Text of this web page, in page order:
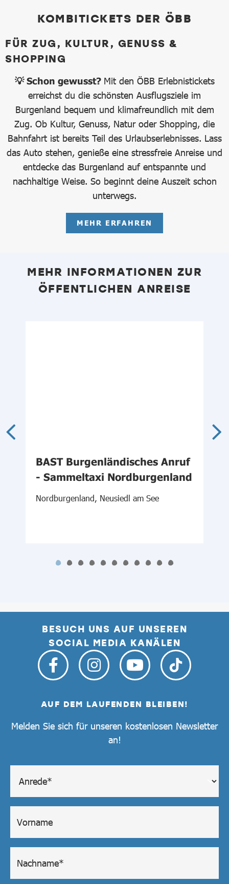
KOMBITICKETS DER ÖBB
FÜR ZUG, KULTUR, GENUSS &
SHOPPING
💡 Schon gewusst? Mit den ÖBB Erlebnistickets
erreichst du die schönsten Ausflugsziele im
Burgenland bequem und klimafreundlich mit dem
Zug. Ob Kultur, Genuss, Natur oder Shopping, die
Bahnfahrt ist bereits Teil des Urlaubserlebnisses. Lass
das Auto stehen, genieße eine stressfreie Anreise und
entdecke das Burgenland auf entspannte und
nachhaltige Weise. So beginnt deine Auszeit schon
unterwegs.
MEHR ERFAHREN
MEHR INFORMATIONEN ZUR
ÖFFENTLICHEN ANREISE
BAST Burgenländisches Anruf
- Sammeltaxi Nordburgenland
Nordburgenland, Neusiedl am See
BESUCH UNS AUF UNSEREN
SOCIAL MEDIA KANÄLEN
AUF DEM LAUFENDEN BLEIBEN!
Melden Sie sich für unseren kostenlosen Newsletter
an!